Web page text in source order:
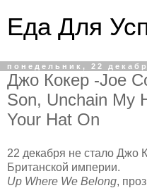
Еда Для
понедельник, 22
Джо Кокер -Joe
Son, Unchain My
Your Hat On
22 декабря не стало Джо
Британской империи.
Up Where We Belong,